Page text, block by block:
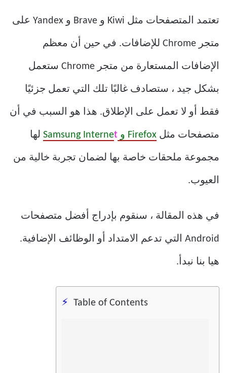
تعتمد المتصفحات مثل Kiwi و Brave و Yandex على
متجر Chrome للإضافات. في حين أن معظم
الإضافات المستعارة من متجر Chrome ستعمل
بشكل جيد ، ستصادف غالبًا تلك التي تعمل جزئيًا
فقط أو لا تعمل على الإطلاق. هذا هو السبب في أن
متصفحات مثل Firefox و Samsung Interne t لها
مجموعة ملحقات خاصة بها لضمان تجربة خالية من
العيوب.
في هذه المقالة ، سنقوم بإدراج أفضل متصفحات
Android التي تدعم الامتداد أو الوظائف الإضافية.
هيا بنا نبدأ.
Table of Contents